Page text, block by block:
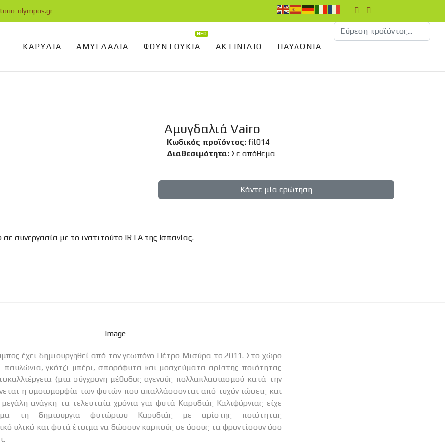
olympos.gr
ΚΑΡΥΔΙΆ ΑΜΥΓΔΑΛΙΆ ΦΟΥΝΤΟΥΚΙΆ
ΝΕΟ
ΑΚΤΙΝΊΔΙΟ ΠΑΥΛΏΝΙΑ
Αμυγδαλιά Vairo
Κωδικός προϊόντος: fit014
Διαθεσιμότητα: Σε απόθεμα
Κάντε μία ερώτηση
συνεργασία με το ινστιτούτο IRTA της Ισπανίας.
παυλώνια, γκότζι μπέρι, σπορόφυτα και μοσχεύματα αρίστης ποιότητας
(μια σύγχρονη μέθοδος αγενούς πολλαπλασιασμού κατά την
η ομοιομορφία των φυτών που απαλλάσσονται από τυχόν ιώσεις και
μεγάλη ανάγκη τα τελευταία χρόνια για φυτά Καρυδιάς Καλιφόρνιας είχε
τη δημιουργία φυτώριου Καρυδιάς με αρίστης ποιότητας
υλικό και φυτά έτοιμα να δώσουν καρπούς σε όσους τα φροντίσουν όσο